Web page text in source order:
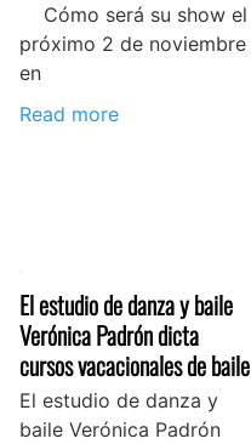
Cómo será su show el
próximo 2 de noviembre
en
Read more
El estudio de danza y baile
Verónica Padrón dicta
cursos vacacionales de baile
El estudio de danza y
baile Verónica Padrón